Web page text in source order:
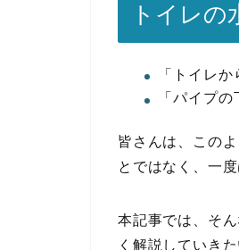
トイレの
「トイレ
「パイプ
皆さんは、この
とではなく、一
本記事では、そ
く解説していき